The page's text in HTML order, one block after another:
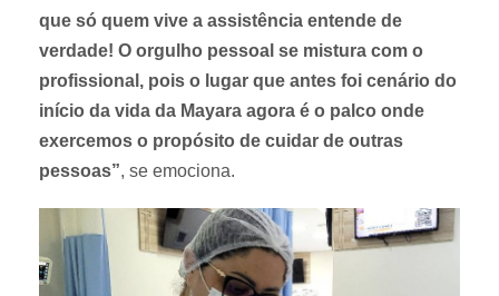
que só quem vive a assistência entende de
verdade! O orgulho pessoal se mistura com o
profissional, pois o lugar que antes foi cenário do
início da vida da Mayara agora é o palco onde
exercemos o propósito de cuidar de outras
pessoas”, se emociona.